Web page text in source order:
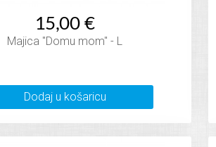
15,00 €
Majica "Domu mom" - L
Dodaj u košaricu